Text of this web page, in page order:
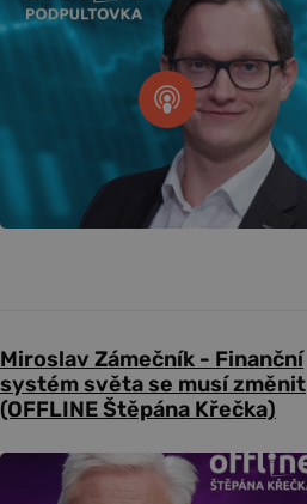
Miroslav Zámečník - Finanční
systém světa se musí změnit
(OFFLINE Štěpána Křečka)